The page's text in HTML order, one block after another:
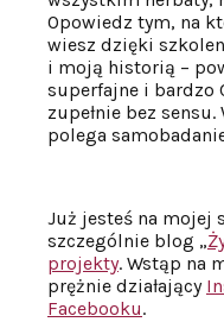
Opowiedz tym, na
wiesz dzięki
i moją historią –
superfajne i bardzo
zupełnie bez
polega
Już jesteś na mojej
szczególnie blog „
projekty. Wstąp na
prężnie działający
Facebooku.